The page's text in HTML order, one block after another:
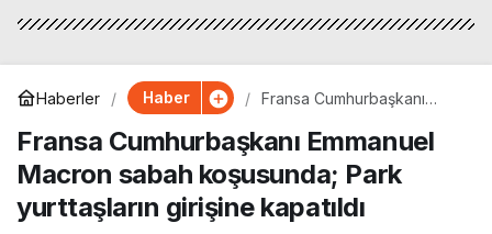
Haberler Haber
Fransa Cumhurbaşkanı
koşusunda; Park yurttaşların
girişine kapatıldı
Fransa Cumhurbaşkanı Emmanuel
Macron sabah koşusunda; Park
yurttaşların girişine kapatıldı